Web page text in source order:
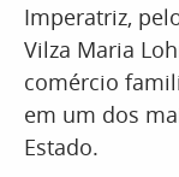
Imperatriz,
Vilza Maria
comércio
em um dos
Estado.